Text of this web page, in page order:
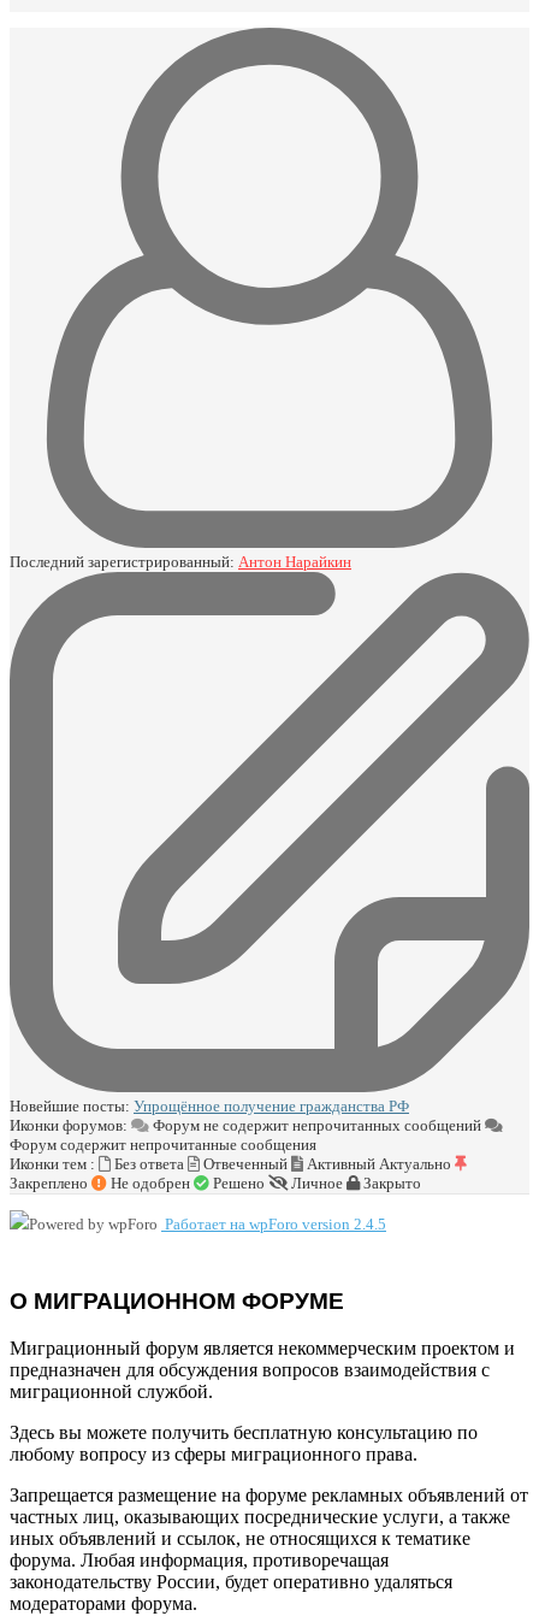
Последний зарегистрированный: Антон Нарайкин
Новейшие посты: Упрощённое получение гражданства РФ
Иконки форумов:
Форум не содержит непрочитанных сообщений
Форум содержит непрочитанные сообщения
Иконки тем :
Без ответа Отвеченный Активный Актуально
Закреплено
Не одобрен Решено Личное Закрыто
Работает на wpForo version 2.4.5
О МИГРАЦИОННОМ ФОРУМЕ
Миграционный форум является некоммерческим проектом и
предназначен для обсуждения вопросов взаимодействия с
миграционной службой.
Здесь вы можете получить бесплатную консультацию по
любому вопросу из сферы миграционного права.
Запрещается размещение на форуме рекламных объявлений от
частных лиц, оказывающих посреднические услуги, а также
иных объявлений и ссылок, не относящихся к тематике
форума. Любая информация, противоречащая
законодательству России, будет оперативно удаляться
модераторами форума.